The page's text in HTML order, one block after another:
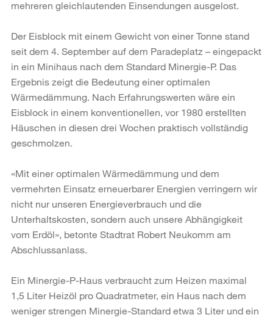
mehreren gleichlautenden Einsendungen ausgelost.
Der Eisblock mit einem Gewicht von einer Tonne stand
seit dem 4. September auf dem Paradeplatz – eingepackt
in ein Minihaus nach dem Standard Minergie-P. Das
Ergebnis zeigt die Bedeutung einer optimalen
Wärmedämmung. Nach Erfahrungswerten wäre ein
Eisblock in einem konventionellen, vor 1980 erstellten
Häuschen in diesen drei Wochen praktisch vollständig
geschmolzen.
«Mit einer optimalen Wärmedämmung und dem
vermehrten Einsatz erneuerbarer Energien verringern wir
nicht nur unseren Energieverbrauch und die
Unterhaltskosten, sondern auch unsere Abhängigkeit
vom Erdöl», betonte Stadtrat Robert Neukomm am
Abschlussanlass.
Ein Minergie-P-Haus verbraucht zum Heizen maximal
1,5 Liter Heizöl pro Quadratmeter, ein Haus nach dem
weniger strengen Minergie-Standard etwa 3 Liter und ein